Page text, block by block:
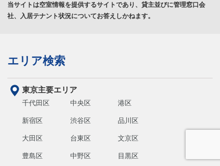
当サイトは空室情報を提供するサイトであり、貸主並びに管理窓口会
社、入居テナント状況についてお答えしかねます。
エリア検索
東京主要エリア
千代田区 中央区 港区
新宿区 渋谷区 品川区
大田区 台東区 文京区
豊島区 中野区 目黒区